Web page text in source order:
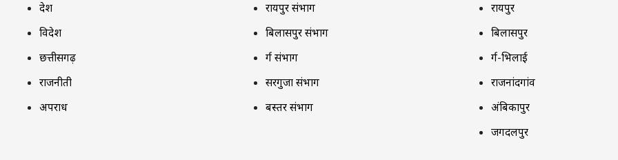
देश
विदेश
छत्तीसगढ़
राजनीती
अपराध
रायपुर संभाग
बिलासपुर संभाग
दुर्ग संभाग
सरगुजा संभाग
बस्तर संभाग
रायपुर
बिलासपुर
दुर्ग-भिलाई
राजनांदगांव
अंबिकापुर
जगदलपुर